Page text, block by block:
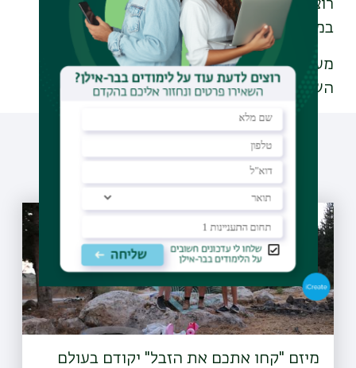
רוצים לדעת איך עוד חוקרים ומשפיעים
במחלקה להיסטוריה כללית?
היכנסו
מעוניינים לקרוא על זרקורים נוספים לאורך
השנה?
היכנסו
עוד כתבות שיעניינו אותך
מיזם "קחו אתכם את הזבל" יקודם בעולם